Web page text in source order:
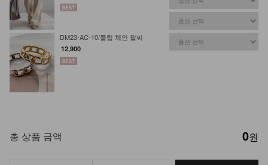
DM23-AC-10/클립 체인 팔찌
12,900
총 상품 금액 0원